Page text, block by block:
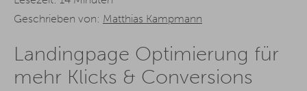
Geschrieben von: Matthias Kampmann
Landingpage Optimierung für
mehr Klicks & Conversions